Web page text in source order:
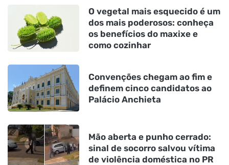
O vegetal mais esquecido é um
dos mais poderosos: conheça
os benefícios do maxixe e
como cozinhar
Convenções chegam ao fim e
definem cinco candidatos ao
Palácio Anchieta
Mão aberta e punho cerrado:
sinal de socorro salvou vítima
de violência doméstica no PR